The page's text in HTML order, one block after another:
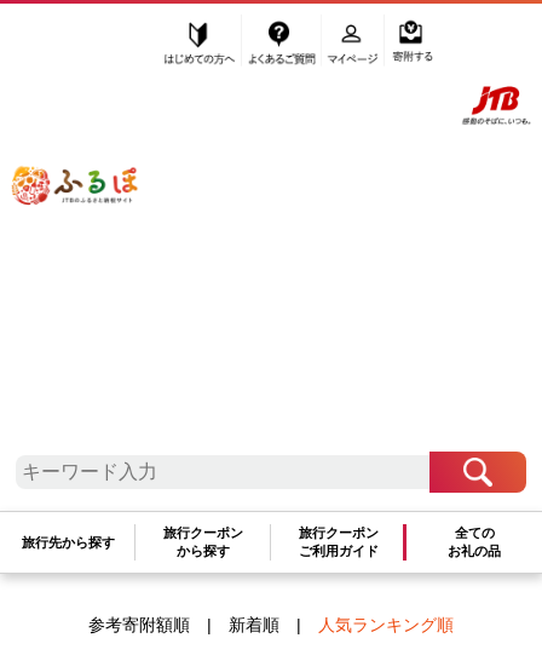
ふるぽ JTBのふるさと納税サイト
旅行先から探す
旅行クーポン
から探す
旅行クーポン
ご利用ガイド
全ての
お礼の品
駄菓子
検索結果一覧 1～1件 / 全1件
参考寄附額順| 新着順| 人気ランキング順